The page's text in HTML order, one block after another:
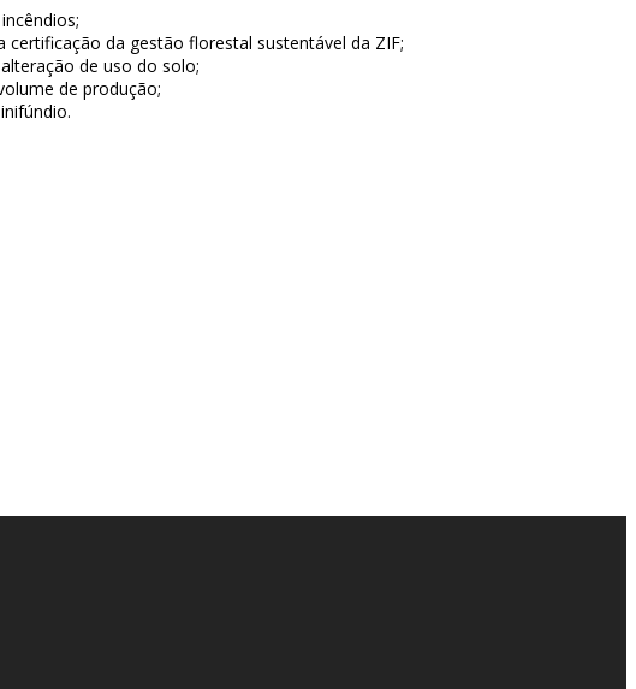
da gestão florestal sustentável da ZIF;
de uso do solo;
de produção;